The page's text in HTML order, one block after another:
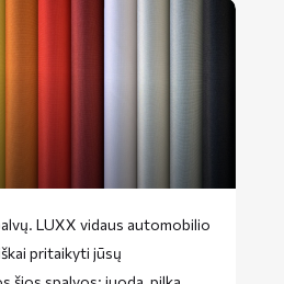
LUXX vidaus automobilio
pritaikyti jūsų